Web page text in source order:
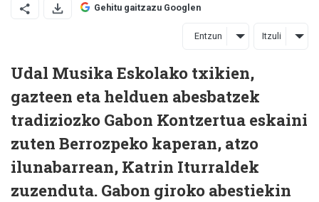
Gehitu gaitzazu Googlen
Entzun Itzuli
Udal Musika Eskolako txikien,
gazteen eta helduen abesbatzek
tradiziozko Gabon Kontzertua eskaini
zuten Berrozpeko kaperan, atzo
ilunabarrean, Katrin Iturraldek
zuzenduta. Gabon giroko abestiekin